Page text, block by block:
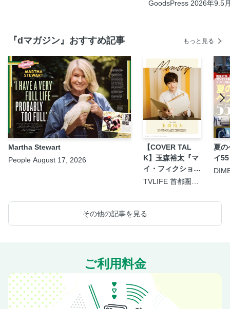
GoodsPress 2026年9.5
『dマガジン』おすすめ記事 もっと見る
Martha Stewart
People August 17, 2026
【COVER TAL
K】玉森裕太『マ
イ・フィクショ
ン』
TVLIFE 首都圏版
夏の
イ55
その他の記事を見る
ご利用料金